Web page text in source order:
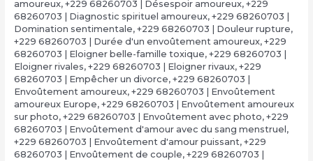
amoureux, +229 68260703 | Désespoir amoureux, +229
68260703 | Diagnostic spirituel amoureux, +229 68260703 |
Domination sentimentale, +229 68260703 | Douleur rupture,
+229 68260703 | Durée d'un envoûtement amoureux, +229
68260703 | Eloigner belle-famille toxique, +229 68260703 |
Eloigner rivales, +229 68260703 | Eloigner rivaux, +229
68260703 | Empêcher un divorce, +229 68260703 |
Envoûtement amoureux, +229 68260703 | Envoûtement
amoureux Europe, +229 68260703 | Envoûtement amoureux
sur photo, +229 68260703 | Envoûtement avec photo, +229
68260703 | Envoûtement d'amour avec du sang menstruel ,
+229 68260703 | Envoûtement d'amour puissant, +229
68260703 | Envoûtement de couple, +229 68260703 |